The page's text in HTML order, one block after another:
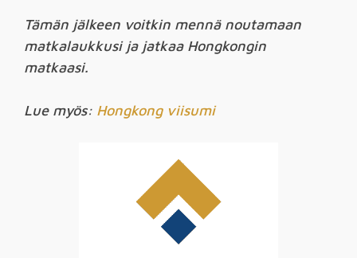
Tämän jälkeen voitkin mennä noutamaan
matkalaukkusi ja jatkaa Hongkongin
matkaasi.
Lue myös: Hongkong viisumi